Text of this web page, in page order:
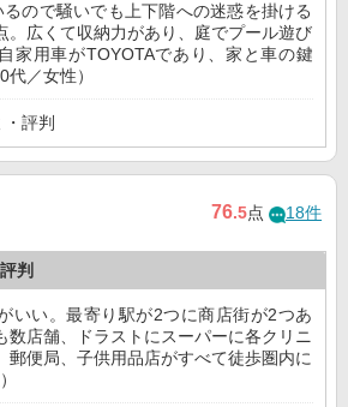
ので騒いでも上下階への迷惑を掛ける
。広くて収納力があり、庭でプール遊び
家用車がTOYOTAであり、家と車の鍵
／女性）
評判
76.5点 18件
判
いい。最寄り駅が2つに商店街が2つあ
数店舗、ドラストにスーパーに各クリニ
郵便局、子供用品店がすべて徒歩圏内に